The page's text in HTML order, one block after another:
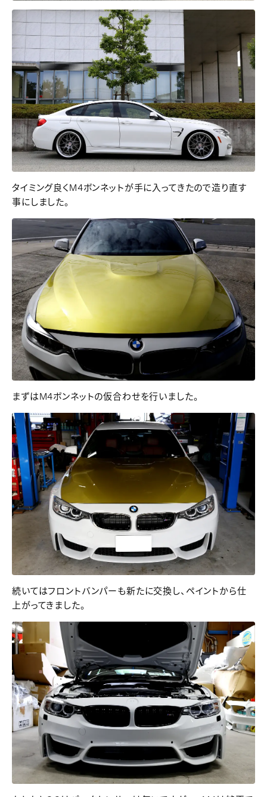
タイミング良くM4ボンネットが手に入ってきたので造り直す
事にしました。
まずはM4ボンネットの仮合わせを行いました。
続いてはフロントバンパーも新たに交換し、ペイントから仕
上がってきました。